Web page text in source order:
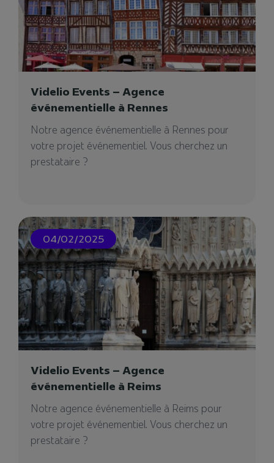
Videlio Events – Agence
événementielle à Rennes
Notre agence événementielle à Rennes pour
votre projet événementiel. Vous cherchez un
prestataire ?
04/02/2025
Videlio Events – Agence
événementielle à Reims
Notre agence événementielle à Reims pour
votre projet événementiel. Vous cherchez un
prestataire ?
Gecina
réaménagement de leur locaux